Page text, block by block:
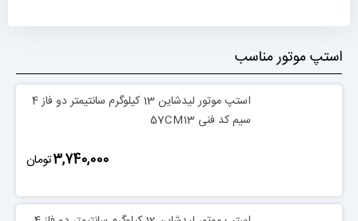
استپ موتور مناسب
استپ موتور لیدشاین 13 کیلوگرم سانتیمتر دو فاز 4
سیم کد فنی 57CM13
‎3,740,000تومان